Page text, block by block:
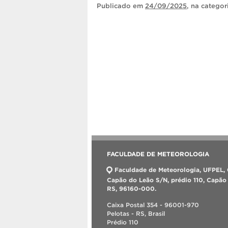
Publicado em 24/09/2025, na
FACULDADE DE METEOROLOGIA
Faculdade de Meteorologia, UFPEL,
Capão do Leão S/N, prédio 110, Capão
RS, 96160-000.
Caixa Postal 354 - 96001-970
Pelotas - RS, Brasil
Prédio 110